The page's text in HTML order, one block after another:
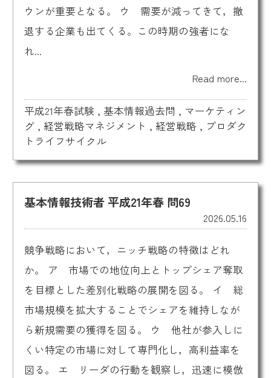
ウンが重要となる。 ウ 需要が減ってきて，撤
退する企業も出てくる。この時期の強者にな
れ...
Read more...
平成21年春試験 , 基本情報過去問 , マーケティン
グ, 経営戦略マネジメント , 経営戦略 , プロダク
トライフサイクル
基本情報技術者 平成21年春 問69
2026.05.16
競争戦略において，ニッチ戦略の特徴はどれ
か。 ア 市場での地位向上とトップシェア奪取
を目標とした差別化戦略の展開を図る。 イ 総
市場規模を拡大することでシェアを維持しなが
ら新規需要の獲得を図る。 ウ 他社が参入しに
くい特定の市場に対して専門化し，高利益率を
図る。 エ リーダの行動を観察し，迅速に模倣